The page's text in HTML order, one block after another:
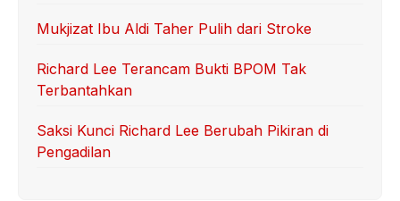
Mukjizat Ibu Aldi Taher Pulih dari Stroke
Richard Lee Terancam Bukti BPOM Tak
Terbantahkan
Saksi Kunci Richard Lee Berubah Pikiran di
Pengadilan